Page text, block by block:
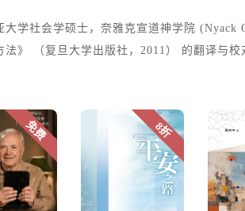
大学社会学硕士，奈雅克宣道神学院
》 （复旦大学出版社，2011） 的翻译与